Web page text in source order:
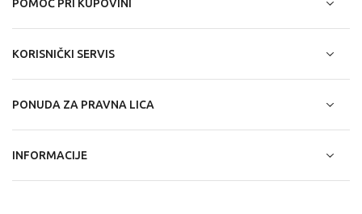
POMOĆ PRI KUPOVINI
KORISNIČKI SERVIS
PONUDA ZA PRAVNA LICA
INFORMACIJE